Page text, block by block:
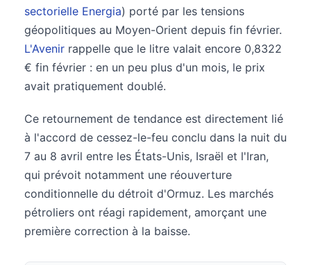
sectorielle Energia) porté par les tensions
géopolitiques au Moyen-Orient depuis fin février.
L'Avenir rappelle que le litre valait encore 0,8322
€ fin février : en un peu plus d'un mois, le prix
avait pratiquement doublé.
Ce retournement de tendance est directement lié
à l'accord de cessez-le-feu conclu dans la nuit du
7 au 8 avril entre les États-Unis, Israël et l'Iran,
qui prévoit notamment une réouverture
conditionnelle du détroit d'Ormuz. Les marchés
pétroliers ont réagi rapidement, amorçant une
première correction à la baisse.